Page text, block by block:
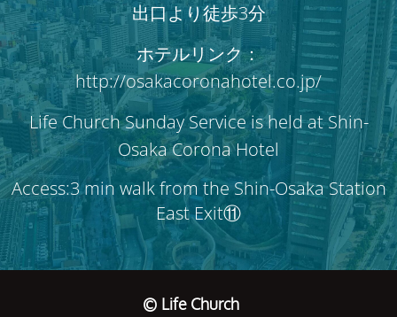
出口より徒歩3分
ホテルリンク：
http://osakacoronahotel.co.jp/
Life Church Sunday Service is held at Shin-
Osaka Corona Hotel
Access:3 min walk from the Shin-Osaka Station
East Exit⑪
© Life Church